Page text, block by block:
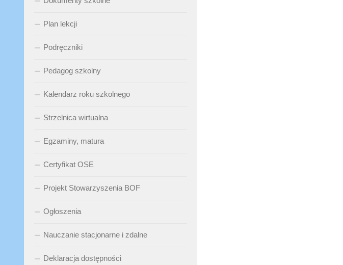
Plan lekcji
Podręczniki
Pedagog szkolny
Kalendarz roku szkolnego
Strzelnica wirtualna
Egzaminy, matura
Certyfikat OSE
Projekt Stowarzyszenia BOF
Ogłoszenia
Nauczanie stacjonarne i zdalne
Deklaracja dostępności